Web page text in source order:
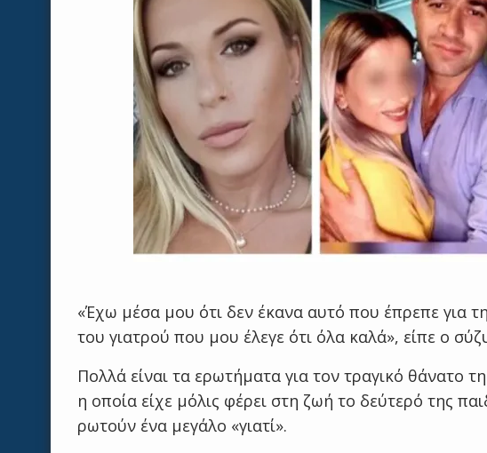
«Έχω μέσα μου ότι δεν έκανα αυτό που έπρεπε για
του γιατρού που μου έλεγε ότι όλα καλά», είπε ο
Πολλά είναι τα ερωτήματα για τον τραγικό θάνατο
η οποία είχε μόλις φέρει στη ζωή το δεύτερό της
ρωτούν ένα μεγάλο «γιατί».